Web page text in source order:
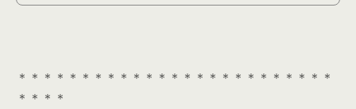
＊＊＊＊＊＊＊＊＊＊＊＊＊＊＊＊＊＊＊＊＊＊＊＊＊
＊＊＊＊